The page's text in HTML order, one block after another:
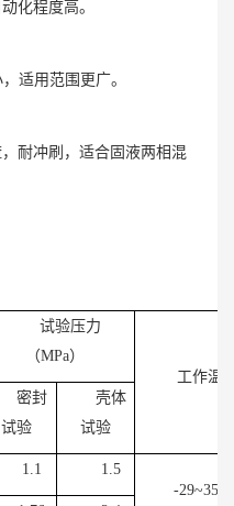
化程度高。
适用范围更广。
耐冲刷，适合固液两相混
试验压力
（MPa）
工作温
密封
试验
壳体
试验
1.1
1.5
-29~350